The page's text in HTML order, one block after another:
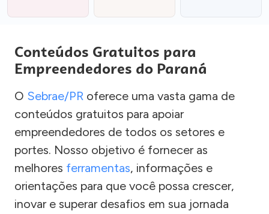
Conteúdos Gratuitos para
Empreendedores do Paraná
O Sebrae/PR oferece uma vasta gama de
conteúdos gratuitos para apoiar
empreendedores de todos os setores e
portes. Nosso objetivo é fornecer as
melhores ferramentas, informações e
orientações para que você possa crescer,
inovar e superar desafios em sua jornada